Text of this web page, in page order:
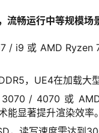
畅运行中等规模场
/ i9 或 AMD Ryzen
，UE4在加载大
3070 / 4070 或
能显著提升渲染效率。